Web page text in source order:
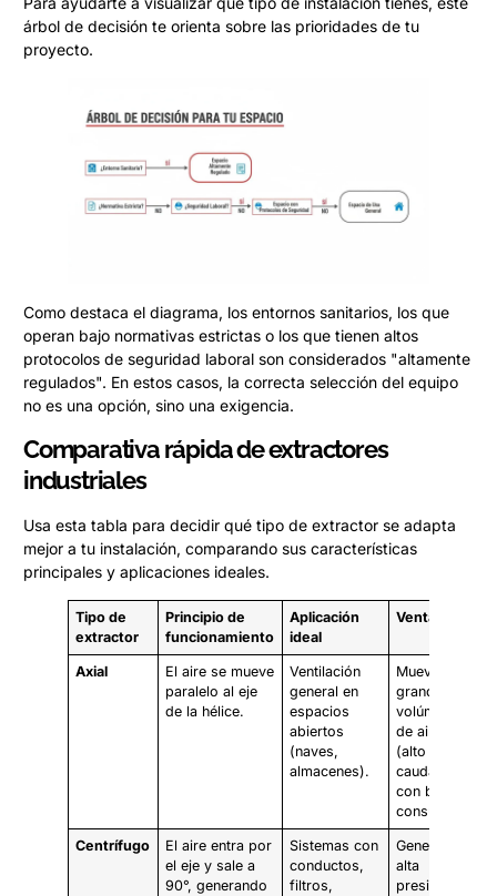
árbol de decisión te orienta sobre las prioridades de tu
proyecto.
Como destaca el diagrama, los entornos sanitarios, los que
operan bajo normativas estrictas o los que tienen altos
protocolos de seguridad laboral son considerados "altamente
regulados". En estos casos, la correcta selección del equipo
no es una opción, sino una exigencia.
Comparativa rápida de extractores
industriales
Usa esta tabla para decidir qué tipo de extractor se adapta
mejor a tu instalación, comparando sus características
principales y aplicaciones ideales.
Tipo de
extractor
Principio de
funcionamiento
Aplicación
ideal
Ventajas
Axial
El aire se mueve
paralelo al eje
de la hélice.
Ventilación
general en
espacios
abiertos
(naves,
almacenes).
Mueve
grandes
volúmenes
de aire
(alto
caudal)
con bajo
consumo.
Centrífugo
El aire entra por
el eje y sale a
90°, generando
Sistemas con
conductos,
filtros,
Genera
alta
presión